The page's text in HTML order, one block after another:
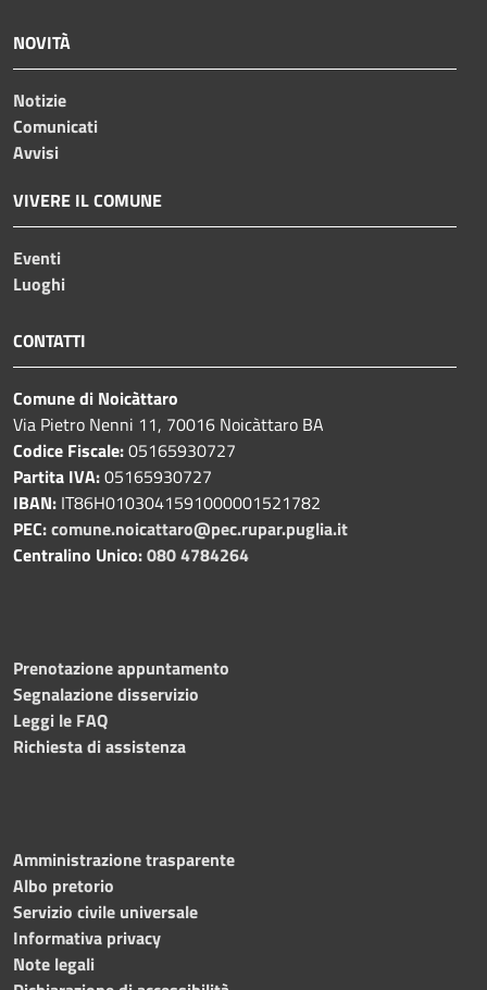
NOVITÀ
Notizie
Comunicati
Avvisi
VIVERE IL COMUNE
Eventi
Luoghi
CONTATTI
Comune di Noicàttaro
Via Pietro Nenni 11, 70016 Noicàttaro BA
Codice Fiscale:05165930727
Partita IVA:05165930727
IBAN: IT86H0103041591000001521782
PEC:comune.noicattaro@pec.rupar.puglia.it
Centralino Unico:080 4784264
Prenotazione appuntamento
Segnalazione disservizio
Leggi le FAQ
Richiesta di assistenza
Amministrazione trasparente
Albo pretorio
Servizio civile universale
Informativa privacy
Note legali